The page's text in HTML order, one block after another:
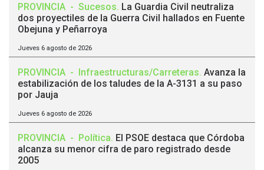
PROVINCIA - Sucesos. La Guardia Civil neutraliza
dos proyectiles de la Guerra Civil hallados en Fuente
Obejuna y Peñarroya
Jueves 6 agosto de 2026
PROVINCIA - Infraestructuras/Carreteras. Avanza la
estabilización de los taludes de la A-3131 a su paso
por Jauja
Jueves 6 agosto de 2026
PROVINCIA - Política. El PSOE destaca que Córdoba
alcanza su menor cifra de paro registrado desde
2005